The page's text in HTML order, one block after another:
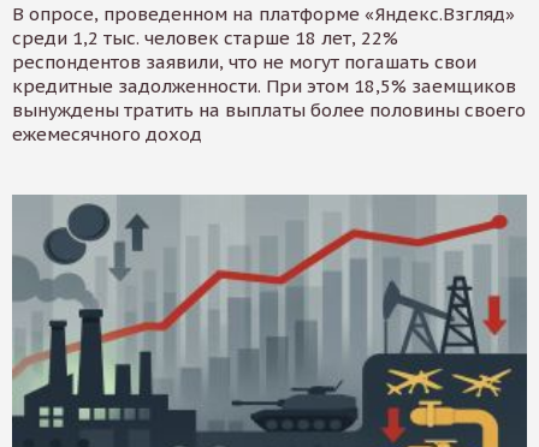
В опросе, проведенном на платформе «Яндекс.Взгляд»
среди 1,2 тыс. человек старше 18 лет, 22%
респондентов заявили, что не могут погашать свои
кредитные задолженности. При этом 18,5% заемщиков
вынуждены тратить на выплаты более половины своего
ежемесячного доход